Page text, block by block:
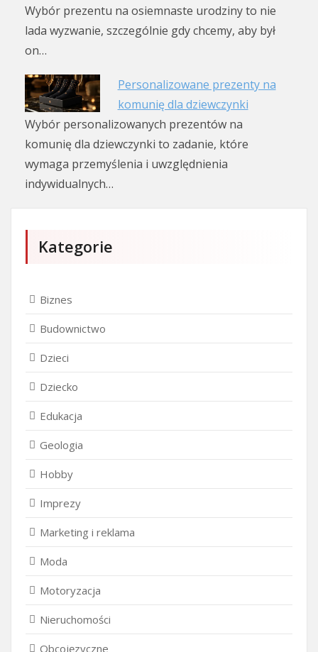
Wybór prezentu na osiemnaste urodziny to nie
lada wyzwanie, szczególnie gdy chcemy, aby był
on…
Personalizowane prezenty na
komunię dla dziewczynki
Wybór personalizowanych prezentów na
komunię dla dziewczynki to zadanie, które
wymaga przemyślenia i uwzględnienia
indywidualnych…
Kategorie
Biznes
Budownictwo
Dzieci
Dziecko
Edukacja
Geologia
Hobby
Imprezy
Marketing i reklama
Moda
Motoryzacja
Nieruchomości
Obcojęzyczne